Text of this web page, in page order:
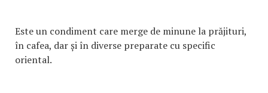
Este un condiment care merge de minune la prăjituri,
în cafea, dar și în diverse preparate cu specific
oriental.